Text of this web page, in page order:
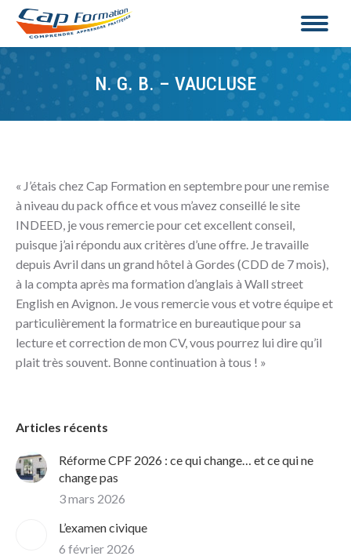
N. G. B. – VAUCLUSE
« J’étais chez Cap Formation en septembre pour une remise
à niveau du pack office et vous m’avez conseillé le site
INDEED, je vous remercie pour cet excellent conseil,
puisque j’ai répondu aux critères d’une offre. Je travaille
depuis Avril dans un grand hôtel à Gordes (CDD de 7 mois),
à la compta après ma formation d’anglais à Wall street
English en Avignon. Je vous remercie vous et votre équipe et
particulièrement la formatrice en bureautique pour sa
lecture et correction de mon CV, vous pourrez lui dire qu’il
plait très souvent. Bonne continuation à tous ! »
Articles récents
Réforme CPF 2026 : ce qui change… et ce qui ne
change pas
3 mars 2026
L’examen civique
6 février 2026